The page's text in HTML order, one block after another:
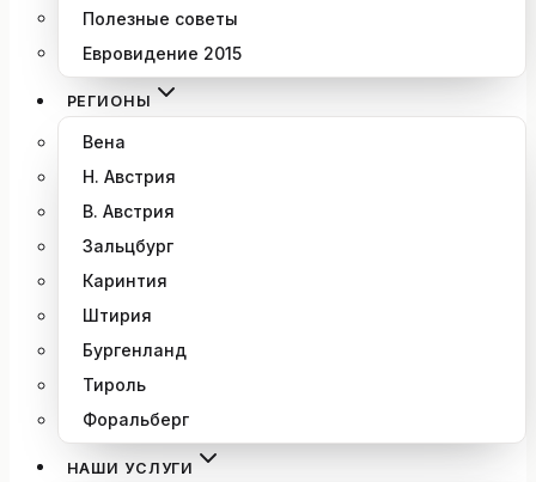
Полезные советы
Евровидение 2015
РЕГИОНЫ
Вена
Н. Австрия
В. Австрия
Зальцбург
Каринтия
Штирия
Бургенланд
Тироль
Форальберг
НАШИ УСЛУГИ